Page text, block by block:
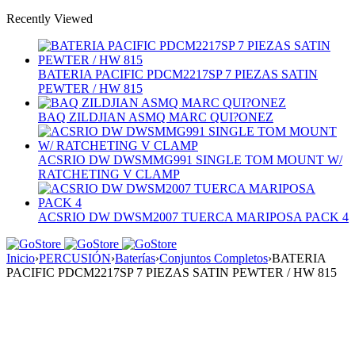
Recently Viewed
BATERIA PACIFIC PDCM2217SP 7 PIEZAS SATIN
PEWTER / HW 815
BAQ ZILDJIAN ASMQ MARC QUI?ONEZ
ACSRIO DW DWSMMG991 SINGLE TOM MOUNT W/
RATCHETING V CLAMP
ACSRIO DW DWSM2007 TUERCA MARIPOSA PACK 4
Inicio›PERCUSIÓN›Baterías›Conjuntos Completos›BATERIA
PACIFIC PDCM2217SP 7 PIEZAS SATIN PEWTER / HW 815